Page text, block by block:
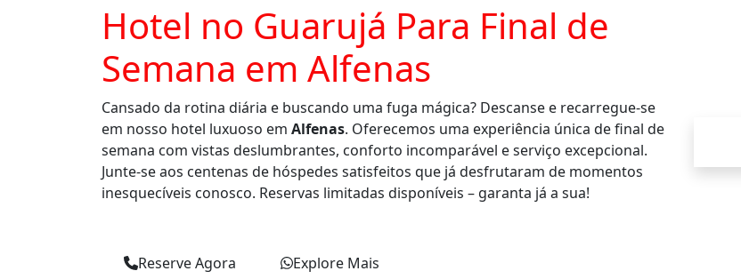
Hotel no Guarujá Para Final de
Semana em Alfenas
Cansado da rotina diária e buscando uma fuga mágica? Descanse e recarregue-se
em nosso hotel luxuoso em Alfenas. Oferecemos uma experiência única de final de
semana com vistas deslumbrantes, conforto incomparável e serviço excepcional.
Junte-se aos centenas de hóspedes satisfeitos que já desfrutaram de momentos
inesquecíveis conosco. Reservas limitadas disponíveis – garanta já a sua!
Reserve Agora Explore Mais